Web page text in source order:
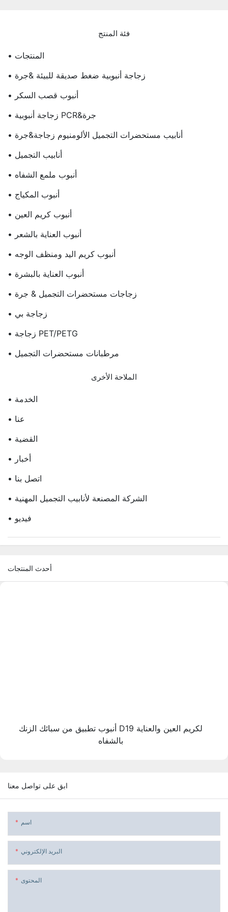
فئة المنتج
• المنتجات
• زجاجة أنبوبية ضغط صديقة للبيئة &جرة
• أنبوب قصب السكر
• زجاجة أنبوبية PCR&جرة
• أنابيب مستحضرات التجميل الألومنيوم زجاجة&جرة
• أنابيب التجميل
• أنبوب ملمع الشفاه
• أنبوب المكياج
• أنبوب كريم العين
• أنبوب العناية بالشعر
• أنبوب كريم اليد ومنظف الوجه
• أنبوب العناية بالبشرة
• زجاجات مستحضرات التجميل & جرة
• زجاجة بي
• زجاجة PET/PETG
• مرطبانات مستحضرات التجميل
الملاحة الأخرى
• الخدمة
• عنا
• القضية
• أخبار
• اتصل بنا
• الشركة المصنعة لأنابيب التجميل المهنية
• فيديو
أحدث المنتجات
أنبوب تطبيق من سبائك الزنك D19 لكريم العين والعناية
بالشفاه
ابق على تواصل معنا
اسم
البريد الإلكتروني
المحتوى